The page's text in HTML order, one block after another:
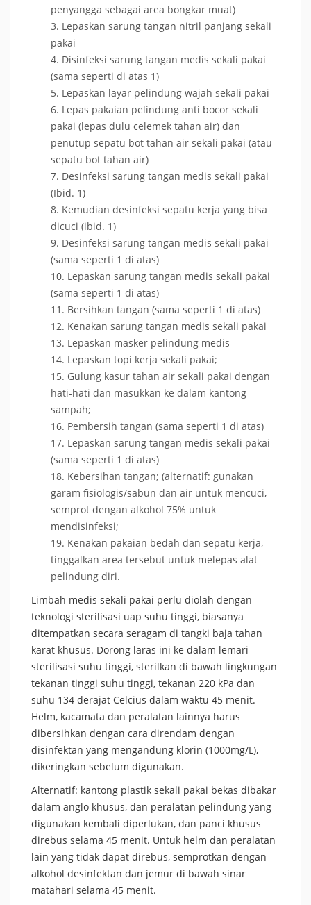
penyangga sebagai area bongkar muat)
Lepaskan sarung tangan nitril panjang sekali
pakai
Disinfeksi sarung tangan medis sekali pakai
(sama seperti di atas 1)
Lepaskan layar pelindung wajah sekali pakai
Lepas pakaian pelindung anti bocor sekali
pakai (lepas dulu celemek tahan air) dan
penutup sepatu bot tahan air sekali pakai (atau
sepatu bot tahan air)
Desinfeksi sarung tangan medis sekali pakai
(Ibid. 1)
Kemudian desinfeksi sepatu kerja yang bisa
dicuci (ibid. 1)
Desinfeksi sarung tangan medis sekali pakai
(sama seperti 1 di atas)
Lepaskan sarung tangan medis sekali pakai
(sama seperti 1 di atas)
Bersihkan tangan (sama seperti 1 di atas)
Kenakan sarung tangan medis sekali pakai
Lepaskan masker pelindung medis
Lepaskan topi kerja sekali pakai;
Gulung kasur tahan air sekali pakai dengan
hati-hati dan masukkan ke dalam kantong
sampah;
Pembersih tangan (sama seperti 1 di atas)
Lepaskan sarung tangan medis sekali pakai
(sama seperti 1 di atas)
Kebersihan tangan; (alternatif: gunakan
garam fisiologis/sabun dan air untuk mencuci,
semprot dengan alkohol 75% untuk
mendisinfeksi;
Kenakan pakaian bedah dan sepatu kerja,
tinggalkan area tersebut untuk melepas alat
pelindung diri.
Limbah medis sekali pakai perlu diolah dengan
teknologi sterilisasi uap suhu tinggi, biasanya
ditempatkan secara seragam di tangki baja tahan
karat khusus. Dorong laras ini ke dalam lemari
sterilisasi suhu tinggi, sterilkan di bawah lingkungan
tekanan tinggi suhu tinggi, tekanan 220 kPa dan
suhu 134 derajat Celcius dalam waktu 45 menit.
Helm, kacamata dan peralatan lainnya harus
dibersihkan dengan cara direndam dengan
disinfektan yang mengandung klorin (1000mg/L),
dikeringkan sebelum digunakan.
Alternatif: kantong plastik sekali pakai bekas dibakar
dalam anglo khusus, dan peralatan pelindung yang
digunakan kembali diperlukan, dan panci khusus
direbus selama 45 menit. Untuk helm dan peralatan
lain yang tidak dapat direbus, semprotkan dengan
alkohol desinfektan dan jemur di bawah sinar
matahari selama 45 menit.